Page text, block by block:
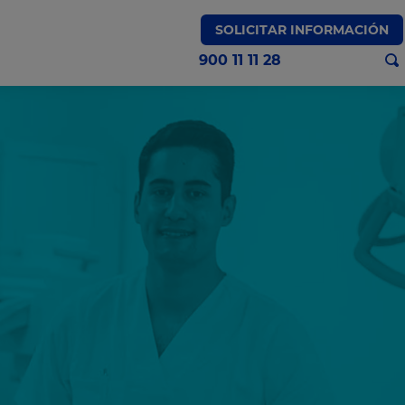
SOLICITAR INFORMACIÓN
900 11 11 28